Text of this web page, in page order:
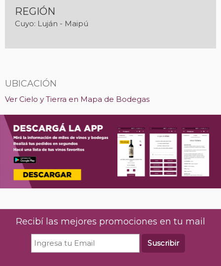
REGIÓN
Cuyo: Luján - Maipú
UBICACIÓN
Ver Cielo y Tierra en Mapa de Bodegas
Recibí las mejores promociones en tu mail
Suscribir